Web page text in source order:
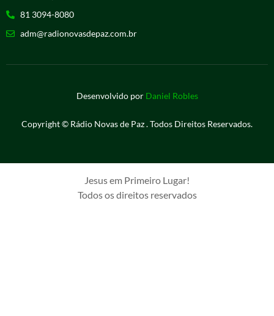
81 3094-8080
adm@radionovasdepaz.com.br
Desenvolvido por Daniel Robles
Copyright © Rádio Novas de Paz . Todos Direitos Reservados.
Jesus em Primeiro Lugar!
Todos os direitos reservados